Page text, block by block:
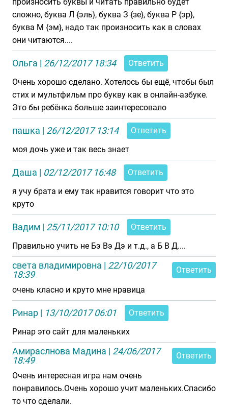
сложно, буква Л {эль}, буква З {зе}, буква Р {эр},
буква М {эм}, надо так произносить как в словах
они читаются....
Ольга | 26/12/2017 18:34
Ответить
Очень хорошо сделано. Хотелось бы ещё, чтобы был
стих и мультфильм про букву как в онлайн-азбуке.
Это бы ребёнка больше заинтересовало
пашка | 26/12/2017 13:14
Ответить
моя дочь уже и так весь знает
Даша | 02/12/2017 16:48
Ответить
я учу брата и ему так нравится говорит что это
круто
Вадим | 25/11/2017 10:10
Ответить
Правильно учить не Бэ Вэ Дэ и т.д., а Б В Д....
света владимировна | 22/10/2017
18:39
Ответить
очень класно и круто мне нравица
Ринар | 13/10/2017 06:01
Ответить
Ринар это сайт для маленьких
Амираслнова Мадина | 24/06/2017
18:49
Ответить
Очень интересная игра нам очень
понравилось.Очень хорошо учит маленьких.Спасибо
то что сделали.